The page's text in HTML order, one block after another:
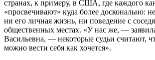
странах, к примеру, в США, где каждого
«просвечивают» куда более досконально:
ни его личная жизнь, ни поведение с
общественных местах. «У нас же, —
Васильевна, — некоторые судьи считают,
можно вести себя как хочется».